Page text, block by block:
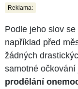
Reklama:
Podle jeho slov
například před
žádných
samotné
prodělání